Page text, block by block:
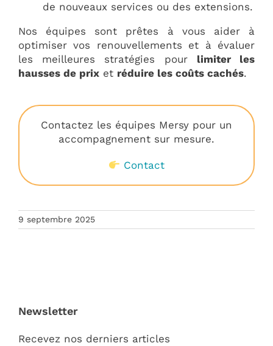
de nouveaux services ou des extensions.
Nos équipes sont prêtes à vous aider à
optimiser vos renouvellements et à évaluer
les meilleures stratégies pour limiter les
hausses de prixet réduire les coûts cachés.
Contactez les équipes Mersy pour un
accompagnement sur mesure.
Contact
9 septembre 2025
Newsletter
Recevez nos derniers articles